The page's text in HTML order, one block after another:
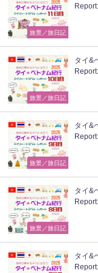
旅景／旅日記
旅景／旅日記
タイ&
旅景／旅日記
タイ&
旅景／旅日記
タイ&
タイ&